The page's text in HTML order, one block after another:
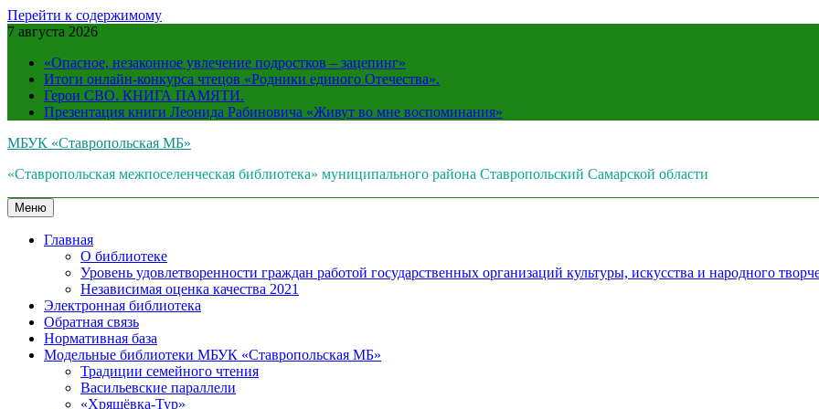
Перейти к содержимому
7 августа 2026
«Опасное, незаконное увлечение подростков – зацепинг»
Итоги онлайн-конкурса чтецов «Родники единого Отечества».
Герои СВО. КНИГА ПАМЯТИ.
Презентация книги Леонида Рабиновича «Живут во мне воспоминания»
МБУК «Ставропольская МБ»
«Ставропольская межпоселенческая библиотека» муниципального района Ставропольский Самарской области
Меню
Главная
О библиотеке
Уровень удовлетворенности граждан работой государственных организаций культуры, искусства и народного
Независимая оценка качества 2021
Электронная библиотека
Обратная связь
Нормативная база
Модельные библиотеки МБУК «Ставропольская МБ»
Традиции семейного чтения
Васильевские параллели
«Хрящёвка-Тур»